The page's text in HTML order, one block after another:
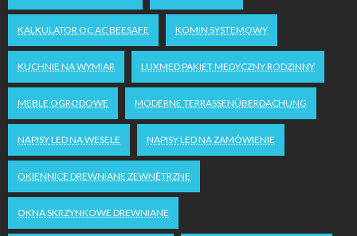
KALKULATOR OC AC BEESAFE KOMIN SYSTEMOWY
KUCHNIE NA WYMIAR LUXMED PAKIET MEDYCZNY RODZINNY
MEBLE OGRODOWE MODERNE TERRASSENÜBERDACHUNG
NAPISY LED NA WESELE NAPISY LED NA ZAMÓWIENIE
OKIENNICE DREWNIANE ZEWNĘTRZNE
OKNA SKRZYNKOWE DREWNIANE